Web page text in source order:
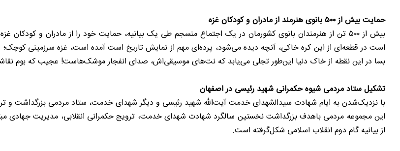
حمایت بیش از ۵۰۰ بانوی هنرمند از مادران و کودکان غزه
بیش از ۵۰۰ تن از هنرمندان بانوی کشورمان در یک اجتماع منسجم طی یک بیانیه، حمایت خود را از مادران و
است در قطعه‌ای از این کره خاکی، آنچه دیده می‌شود، پرده‌ای مهم از نمایش تاریخ است آمده است، غزه سرزمینی
بسا در این نقطه از خاک دنیا این‌طور تجلی می‌یابد که نت‌های موسیقی‌اش، صدای انفجار موشک‌هاست! عجیب که بوم
تشکیل ستاد مردمی شیوه حکمرانی شهید رئیسی در اصفهان
با نزدیک‌شدن به ایام شهادت سیدالشهدای خدمت آیت‌الله شهید رئیسی و دیگر شهدای خدمت، ستاد مردمی بزرگداشت و
این مجموعه مردمی باهدف بزرگداشت نخستین سالگرد شهادت شهدای خدمت، ترویج حکمرانی انقلابی، مدیریت جهادی
از بیانیه گام دوم انقلاب اسلامی شکل‌گرفته است.